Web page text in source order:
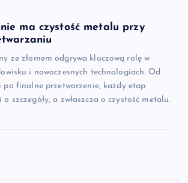
ma czystość metalu przy
ze złomem odgrywa kluczową rolę w
i nowoczesnych technologiach. Od
po finalne przetworzenie, każdy etap
o szczegóły, a zwłaszcza o czystość metalu.